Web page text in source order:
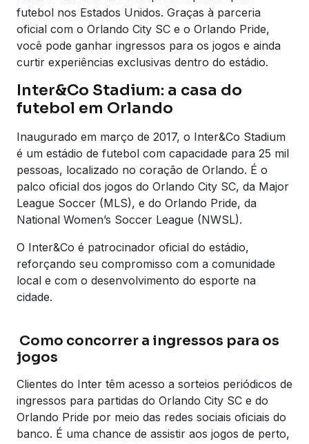
futebol nos Estados Unidos. Graças à parceria
oficial com o Orlando City SC e o Orlando Pride,
você pode ganhar ingressos para os jogos e ainda
curtir experiências exclusivas dentro do estádio.
Inter&Co Stadium: a casa do
futebol em Orlando
Inaugurado em março de 2017, o Inter&Co Stadium
é um estádio de futebol com capacidade para 25 mil
pessoas, localizado no coração de Orlando. É o
palco oficial dos jogos do Orlando City SC, da Major
League Soccer (MLS), e do Orlando Pride, da
National Women’s Soccer League (NWSL).
O Inter&Co é patrocinador oficial do estádio,
reforçando seu compromisso com a comunidade
local e com o desenvolvimento do esporte na
cidade.
Como concorrer a ingressos para os
jogos
Clientes do Inter têm acesso a sorteios periódicos de
ingressos para partidas do Orlando City SC e do
Orlando Pride por meio das redes sociais oficiais do
banco. É uma chance de assistir aos jogos de perto,